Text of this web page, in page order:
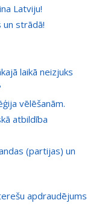
Latviju!
un strādā!
laikā neizjuks
vēlēšanām.
atbildība
(partijas) un
apdraudējums